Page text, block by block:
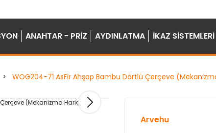
ANAHTAR - PRİZ AYDINLATMA İKAZ SİSTEMLERİ
WOG204-71 AsFir Ahşap Bambu Dörtlü Çerçeve
Arvehu